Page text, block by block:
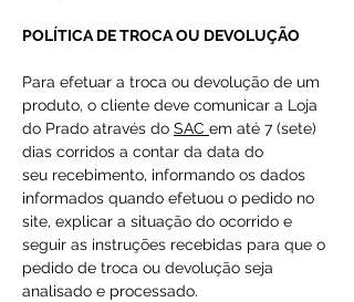
POLÍTICA DE TROCA OU DEVOLUÇÃO
Para efetuar a troca ou devolução de um
produto, o cliente deve comunicar a Loja
do Prado através do SAC em até 7 (sete)
dias corridos a contar da data do
seu recebimento, informando os dados
informados quando efetuou o pedido no
site, explicar a situação do ocorrido e
seguir as instruções recebidas para que o
pedido de troca ou devolução seja
analisado e processado.